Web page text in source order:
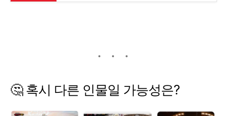
🤔 혹시 다른 인물일 가능성은?